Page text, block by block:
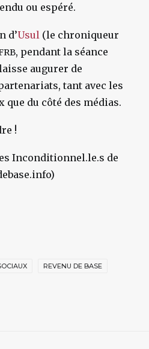
ou espéré.
d’Usul (le chroniqueur
, pendant la séance
augurer de
tant avec les
que du côté des médias.
!
Inconditionnel.le.s de
REVENU DE BASE